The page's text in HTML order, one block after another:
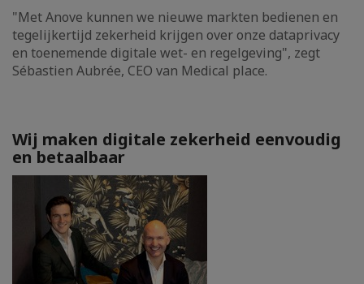
"Met Anove kunnen we nieuwe markten bedienen en
tegelijkertijd zekerheid krijgen over onze dataprivacy
en toenemende digitale wet- en regelgeving", zegt
Sébastien Aubrée, CEO van Medical place.
Wij maken digitale zekerheid eenvoudig
en betaalbaar